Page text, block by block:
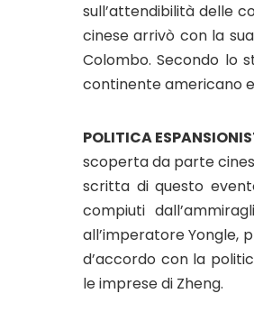
sull’attendibilità delle
cinese arrivò con la
Colombo. Secondo lo
continente americano
POLITICA
scoperta da parte
scritta di questo
compiuti
all’imperatore Yongle,
d’accordo con la
le imprese di Zheng.